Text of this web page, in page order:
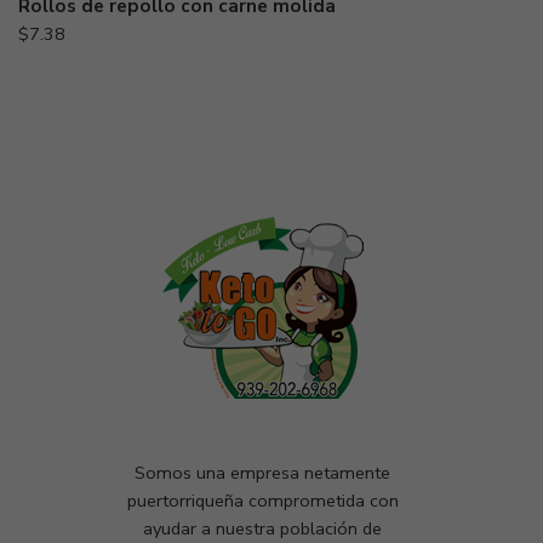
Rollos de repollo con carne molida
$7.38
Camuy
Rincón (SOLO DELIVERY AL HOGAR $15)
San Germán
San Sebastián
Somos una empresa netamente
puertorriqueña comprometida con
ayudar a nuestra población de